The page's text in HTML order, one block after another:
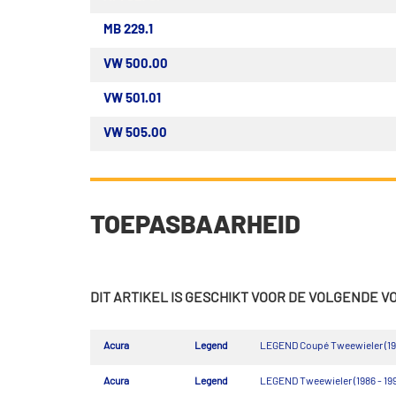
MB 229.1
VW 500.00
VW 501.01
VW 505.00
TOEPASBAARHEID
DIT ARTIKEL IS GESCHIKT VOOR DE VOLGENDE
Acura Legend LEGEND Coupé Tweewieler
Acura Legend LEGEND Tweewieler (1986 -